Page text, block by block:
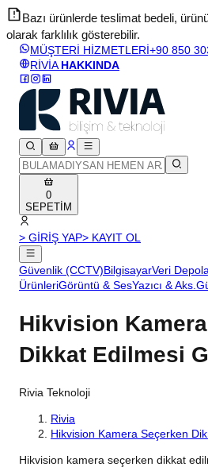
Bazı ürünlerde teslimat bedeli,
olarak farklılık gösterebilir.
MÜŞTERİ HİZMETLERİ+90 850
RİVİA HAKKINDA
0
SEPETİM
> GİRİŞ YAP> KAYIT OL
Güvenlik (CCTV)BilgisayarVeri
ÜrünleriGörüntü & SesYazıcı & Aks.
Hikvision
Dikkat Edilmesi
Rivia Teknoloji
Rivia
Hikvision Kamera Seçerken
Hikvision kamera seçerken dikkat